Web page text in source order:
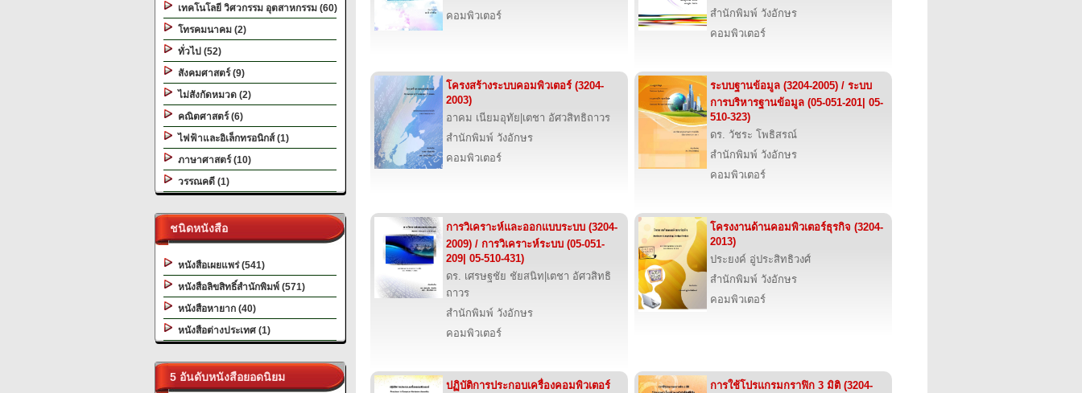
เทคโนโลยี วิศวกรรม อุตสาหกรรม (60)
โทรคมนาคม (2)
ทั่วไป (52)
สังคมศาสตร์ (9)
ไม่สังกัดหมวด (2)
คณิตศาสตร์ (6)
ไฟฟ้าและอิเล็กทรอนิกส์ (1)
ภาษาศาสตร์ (10)
วรรณคดี (1)
ชนิดหนังสือ
หนังสือเผยแพร่ (541)
หนังสือลิขสิทธิ์สำนักพิมพ์ (571)
หนังสือหายาก (40)
หนังสือต่างประเทศ (1)
5 อันดับหนังสือยอดนิยม
คอมพิวเตอร์
สำนักพิมพ์ วังอักษร
คอมพิวเตอร์
โครงสร้างระบบคอมพิวเตอร์ (3204-
2003)
อาคม เนียมอุทัย|เตชา อัศวสิทธิถาวร
สำนักพิมพ์ วังอักษร
คอมพิวเตอร์
ระบบฐานข้อมูล (3204-2005) / ระบบ
การบริหารฐานข้อมูล (05-051-201| 05-
510-323)
ดร. วัชระ โพธิสรณ์
สำนักพิมพ์ วังอักษร
คอมพิวเตอร์
การวิเคราะห์และออกแบบระบบ (3204-
2009) / การวิเคราะห์ระบบ (05-051-
209| 05-510-431)
ดร. เศรษฐชัย ชัยสนิท|เตชา อัศวสิทธิ
ถาวร
สำนักพิมพ์ วังอักษร
คอมพิวเตอร์
โครงงานด้านคอมพิวเตอร์ธุรกิจ (3204-
2013)
ประยงค์ อู่ประสิทธิวงศ์
สำนักพิมพ์ วังอักษร
คอมพิวเตอร์
ปฏิบัติการประกอบเครื่องคอมพิวเตอร์
การใช้โปรแกรมกราฟิก 3 มิติ (3204-